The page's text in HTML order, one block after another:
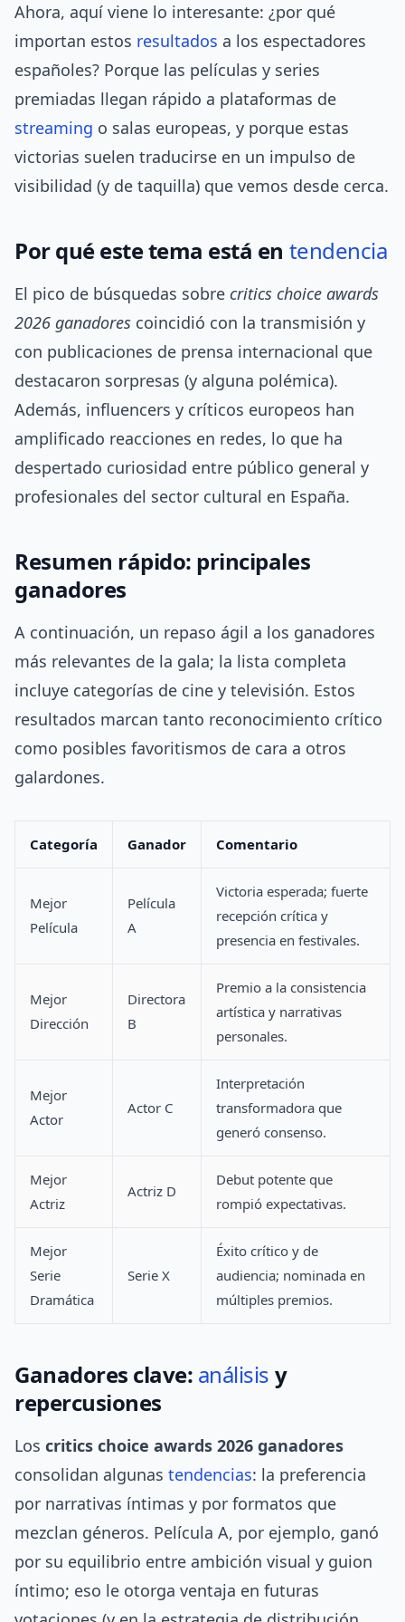
Ahora, aquí viene lo interesante: ¿por qué
importan estos resultados a los espectadores
españoles? Porque las películas y series
premiadas llegan rápido a plataformas de
streaming o salas europeas, y porque estas
victorias suelen traducirse en un impulso de
visibilidad (y de taquilla) que vemos desde cerca.
Por qué este tema está en tendencia
El pico de búsquedas sobre critics choice awards
2026 ganadores coincidió con la transmisión y
con publicaciones de prensa internacional que
destacaron sorpresas (y alguna polémica).
Además, influencers y críticos europeos han
amplificado reacciones en redes, lo que ha
despertado curiosidad entre público general y
profesionales del sector cultural en España.
Resumen rápido: principales
ganadores
A continuación, un repaso ágil a los ganadores
más relevantes de la gala; la lista completa
incluye categorías de cine y televisión. Estos
resultados marcan tanto reconocimiento crítico
como posibles favoritismos de cara a otros
galardones.
Categoría Ganador Comentario
Mejor
Película
Película
A
Victoria esperada; fuerte
recepción crítica y
presencia en festivales.
Mejor
Dirección
Directora
B
Premio a la consistencia
artística y narrativas
personales.
Mejor
Actor
Actor C
Interpretación
transformadora que
generó consenso.
Mejor
Actriz
Actriz D
Debut potente que
rompió expectativas.
Mejor
Serie
Dramática
Serie X
Éxito crítico y de
audiencia; nominada en
múltiples premios.
Ganadores clave: análisis y
repercusiones
Los critics choice awards 2026 ganadores
consolidan algunas tendencias: la preferencia
por narrativas íntimas y por formatos que
mezclan géneros. Película A, por ejemplo, ganó
por su equilibrio entre ambición visual y guion
íntimo; eso le otorga ventaja en futuras